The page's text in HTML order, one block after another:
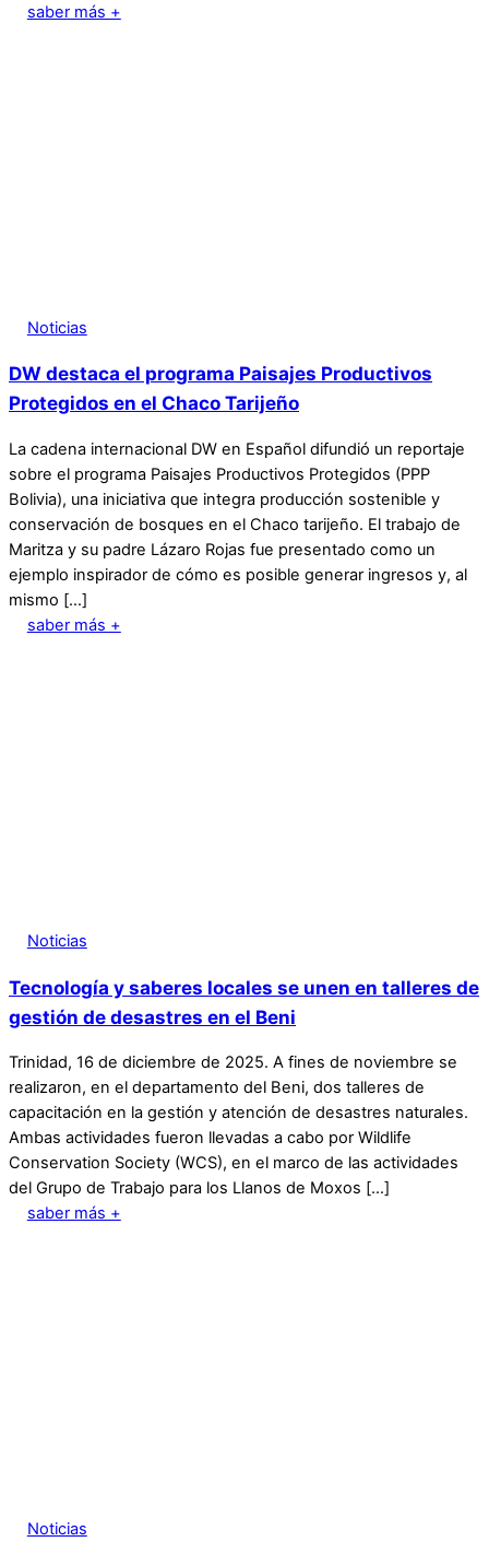
saber más +
Noticias
DW destaca el programa Paisajes Productivos
Protegidos en el Chaco Tarijeño
La cadena internacional DW en Español difundió un reportaje
sobre el programa Paisajes Productivos Protegidos (PPP
Bolivia), una iniciativa que integra producción sostenible y
conservación de bosques en el Chaco tarijeño. El trabajo de
Maritza y su padre Lázaro Rojas fue presentado como un
ejemplo inspirador de cómo es posible generar ingresos y, al
mismo […]
saber más +
Noticias
Tecnología y saberes locales se unen en talleres de
gestión de desastres en el Beni
Trinidad, 16 de diciembre de 2025. A fines de noviembre se
realizaron, en el departamento del Beni, dos talleres de
capacitación en la gestión y atención de desastres naturales.
Ambas actividades fueron llevadas a cabo por Wildlife
Conservation Society (WCS), en el marco de las actividades
del Grupo de Trabajo para los Llanos de Moxos […]
saber más +
Noticias